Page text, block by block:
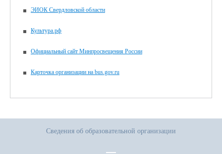
ЭИОК Свердловской области
Культура.рф
Официальный сайт Минпросвещения России
Карточка организации на bus.gov.ru
Сведения об образовательной организации